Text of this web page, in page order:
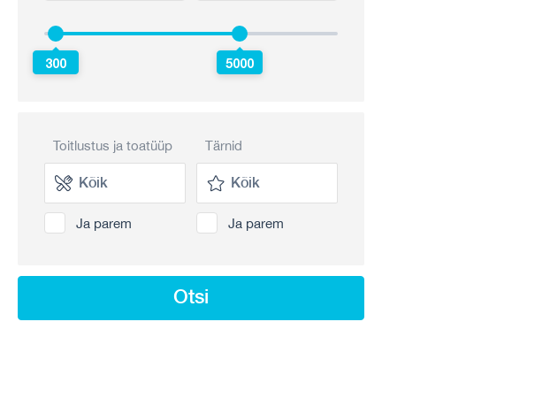
300 5000
Toitlustus ja toatüüp
Ja parem
Tärnid
Ja parem
Otsi